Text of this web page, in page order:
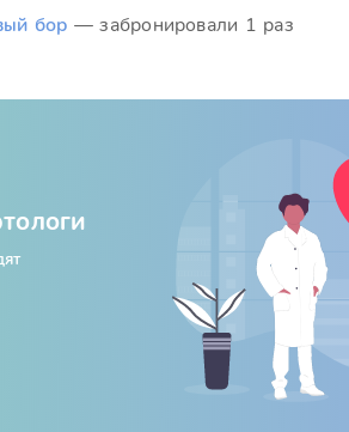
бор — забронировали 1 раз